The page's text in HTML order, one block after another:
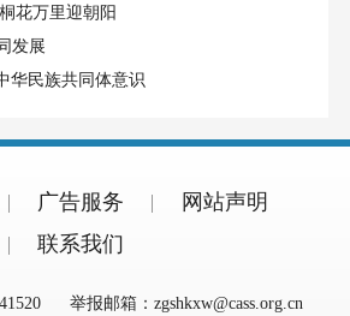
花万里迎朝阳
发展
华民族共同体意识
广告服务
网站声明
联系我们
举报邮箱：zgshkxw@cass.org.cn